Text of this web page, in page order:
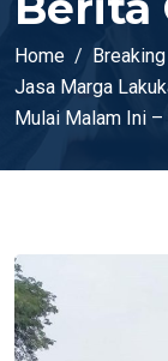
Home
Jasa Marga
Mulai Malam Ini